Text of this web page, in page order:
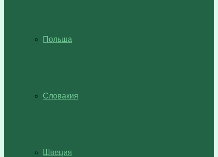
Польша
Словакия
Швеция